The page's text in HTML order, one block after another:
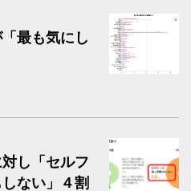
最も気にし
し「セルフ
ない」４割